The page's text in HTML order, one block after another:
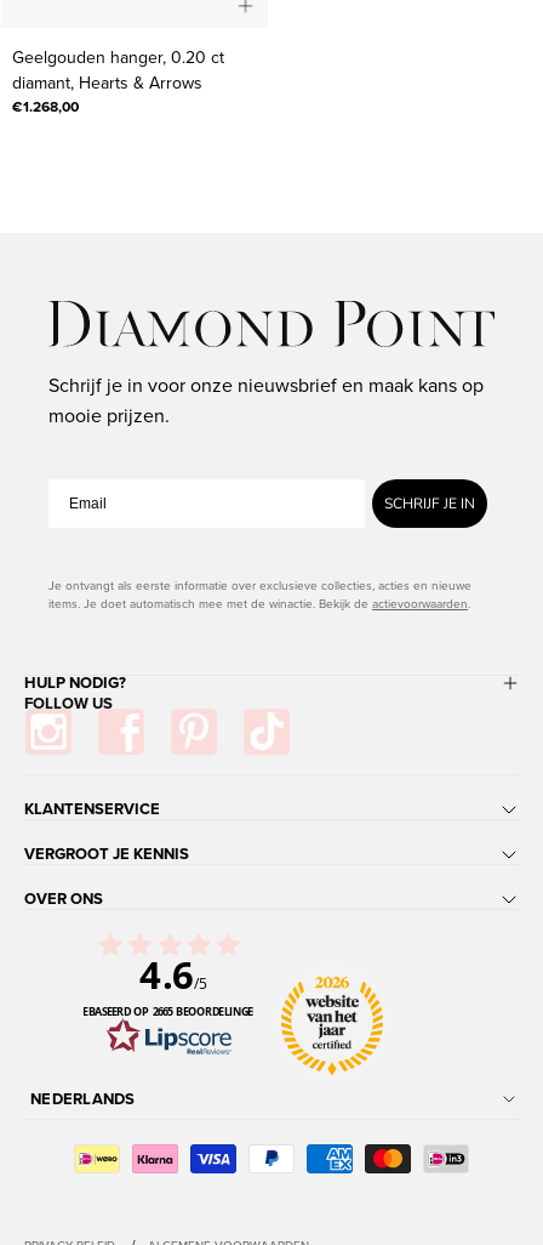
hanger,
Geelgouden hanger, 0.20 ct
diamant, Hearts & Arrows
€1.268,00
Schrijf je in voor onze nieuwsbrief en maak kans op
mooie prijzen.
SCHRIJF JE IN
Je ontvangt als eerste informatie over exclusieve collecties, acties en nieuwe
items. Je doet automatisch mee met de winactie. Bekijk de actievoorwaarden.
HULP NODIG?
FOLLOW US
KLANTENSERVICE
VERGROOT JE KENNIS
OVER ONS
4.6/5
GEBASEERD OP 2665 BEOORDELINGEN
NEDERLANDS